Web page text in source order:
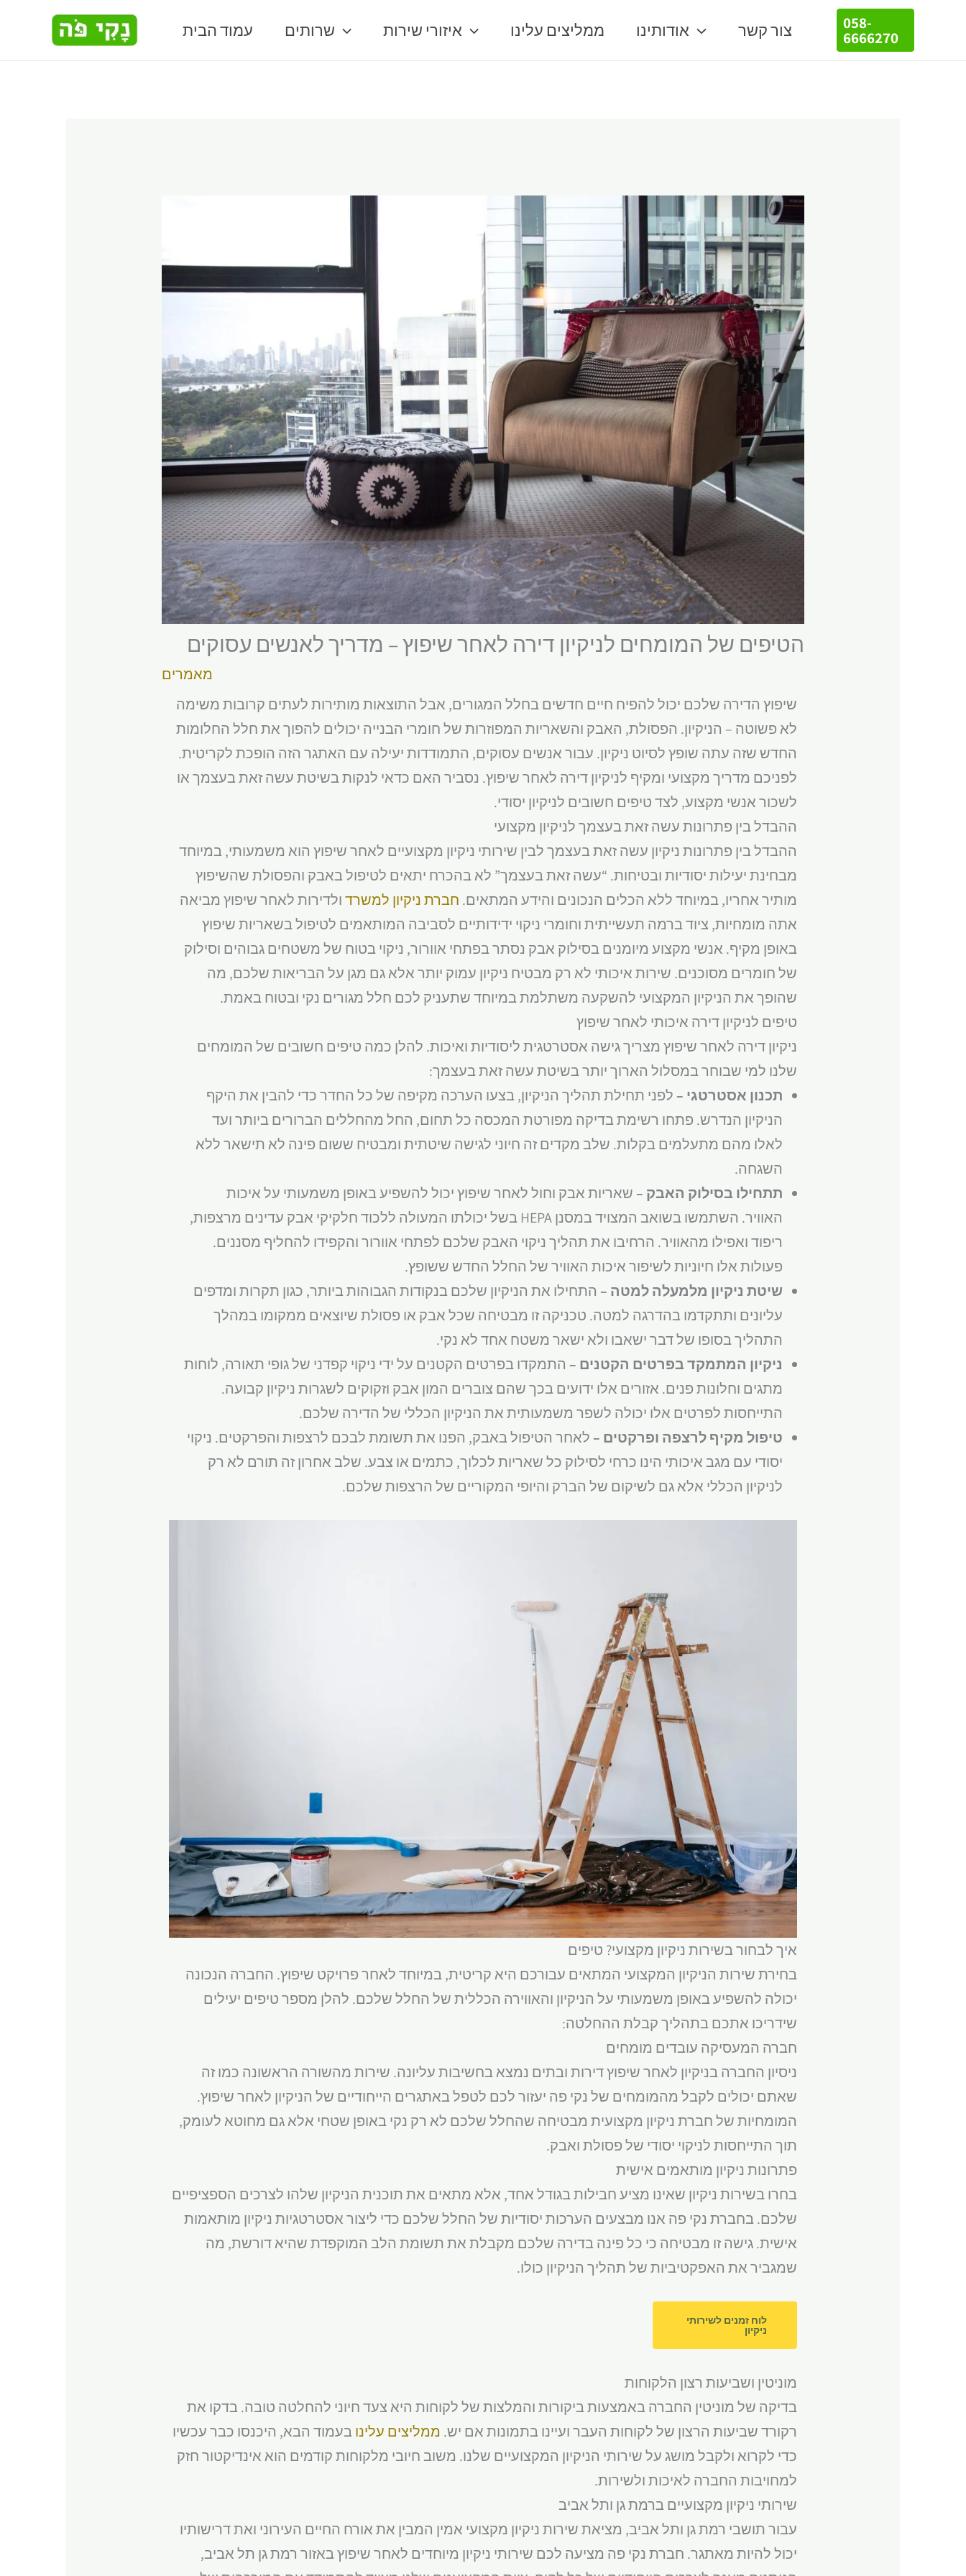
עמוד הבית שרותים איזורי שירות ממליצים עלינו אודותינו צור קשר 058-
6666270
הטיפים של המומחים לניקיון דירה לאחר שיפוץ – מדריך לאנשים עסוקים
מאמרים
שיפוץ הדירה שלכם יכול להפיח חיים חדשים בחלל המגורים, אבל התוצאות מותירות לעתים קרובות משימה
לא פשוטה – הניקיון. הפסולת, האבק והשאריות המפוזרות של חומרי הבנייה יכולים להפוך את חלל החלומות
החדש שזה עתה שופץ לסיוט ניקיון. עבור אנשים עסוקים, התמודדות יעילה עם האתגר הזה הופכת לקריטית.
לפניכם מדריך מקצועי ומקיף לניקיון דירה לאחר שיפוץ. נסביר האם כדאי לנקות בשיטת עשה זאת בעצמך או
לשכור אנשי מקצוע, לצד טיפים חשובים לניקיון יסודי.
ההבדל בין פתרונות עשה זאת בעצמך לניקיון מקצועי
ההבדל בין פתרונות ניקיון עשה זאת בעצמך לבין שירותי ניקיון מקצועיים לאחר שיפוץ הוא משמעותי, במיוחד
מבחינת יעילות יסודיות ובטיחות. “עשה זאת בעצמך” לא בהכרח יתאים לטיפול באבק והפסולת שהשיפוץ
מותיר אחריו, במיוחד ללא הכלים הנכונים והידע המתאים. חברת ניקיון למשרדולדירות לאחר שיפוץ מביאה
אתה מומחיות, ציוד ברמה תעשייתית וחומרי ניקוי ידידותיים לסביבה המותאמים לטיפול בשאריות שיפוץ
באופן מקיף. אנשי מקצוע מיומנים בסילוק אבק נסתר בפתחי אוורור, ניקוי בטוח של משטחים גבוהים וסילוק
של חומרים מסוכנים. שירות איכותי לא רק מבטיח ניקיון עמוק יותר אלא גם מגן על הבריאות שלכם, מה
שהופך את הניקיון המקצועי להשקעה משתלמת במיוחד שתעניק לכם חלל מגורים נקי ובטוח באמת.
טיפים לניקיון דירה איכותי לאחר שיפוץ
ניקיון דירה לאחר שיפוץ מצריך גישה אסטרטגית ליסודיות ואיכות. להלן כמה טיפים חשובים של המומחים
שלנו למי שבוחר במסלול הארוך יותר בשיטת עשה זאת בעצמך:
תכנון אסטרטגי – לפני תחילת תהליך הניקיון, בצעו הערכה מקיפה של כל החדר כדי להבין את היקף
הניקיון הנדרש. פתחו רשימת בדיקה מפורטת המכסה כל תחום, החל מהחללים הברורים ביותר ועד
לאלו מהם מתעלמים בקלות. שלב מקדים זה חיוני לגישה שיטתית ומבטיח ששום פינה לא תישאר ללא
השגחה.
תתחילו בסילוק האבק – שאריות אבק וחול לאחר שיפוץ יכול להשפיע באופן משמעותי על איכות
האוויר. השתמשו בשואב המצויד במסנן HEPA בשל יכולתו המעולה ללכוד חלקיקי אבק עדינים מרצפות,
ריפוד ואפילו מהאוויר. הרחיבו את תהליך ניקוי האבק שלכם לפתחי אוורור והקפידו להחליף מסננים.
פעולות אלו חיוניות לשיפור איכות האוויר של החלל החדש ששופץ.
שיטת ניקיון מלמעלה למטה – התחילו את הניקיון שלכם בנקודות הגבוהות ביותר, כגון תקרות ומדפים
עליונים ותתקדמו בהדרגה למטה. טכניקה זו מבטיחה שכל אבק או פסולת שיוצאים ממקומו במהלך
התהליך בסופו של דבר ישאבו ולא ישאר משטח אחד לא נקי.
ניקיון המתמקד בפרטים הקטנים – התמקדו בפרטים הקטנים על ידי ניקוי קפדני של גופי תאורה, לוחות
מתגים וחלונות פנים. אזורים אלו ידועים בכך שהם צוברים המון אבק וזקוקים לשגרות ניקיון קבועה.
התייחסות לפרטים אלו יכולה לשפר משמעותית את הניקיון הכללי של הדירה שלכם.
טיפול מקיף לרצפה ופרקטים – לאחר הטיפול באבק, הפנו את תשומת לבכם לרצפות והפרקטים. ניקוי
יסודי עם מגב איכותי הינו כרחי לסילוק כל שאריות לכלוך, כתמים או צבע. שלב אחרון זה תורם לא רק
לניקיון הכללי אלא גם לשיקום של הברק והיופי המקוריים של הרצפות שלכם.
איך לבחור בשירות ניקיון מקצועי? טיפים
בחירת שירות הניקיון המקצועי המתאים עבורכם היא קריטית, במיוחד לאחר פרויקט שיפוץ. החברה הנכונה
יכולה להשפיע באופן משמעותי על הניקיון והאווירה הכללית של החלל שלכם. להלן מספר טיפים יעילים
שידריכו אתכם בתהליך קבלת ההחלטה:
חברה המעסיקה עובדים מומחים
ניסיון החברה בניקיון לאחר שיפוץ דירות ובתים נמצא בחשיבות עליונה. שירות מהשורה הראשונה כמו זה
שאתם יכולים לקבל מהמומחים של נקי פה יעזור לכם לטפל באתגרים הייחודיים של הניקיון לאחר שיפוץ.
המומחיות של חברת ניקיון מקצועית מבטיחה שהחלל שלכם לא רק נקי באופן שטחי אלא גם מחוטא לעומק,
תוך התייחסות לניקוי יסודי של פסולת ואבק.
פתרונות ניקיון מותאמים אישית
בחרו בשירות ניקיון שאינו מציע חבילות בגודל אחד, אלא מתאים את תוכנית הניקיון שלהו לצרכים הספציפיים
שלכם. בחברת נקי פה אנו מבצעים הערכות יסודיות של החלל שלכם כדי ליצור אסטרטגיות ניקיון מותאמות
אישית. גישה זו מבטיחה כי כל פינה בדירה שלכם מקבלת את תשומת הלב המוקפדת שהיא דורשת, מה
שמגביר את האפקטיביות של תהליך הניקיון כולו.
לוח זמנים לשירותי
ניקיון
מוניטין ושביעות רצון הלקוחות
בדיקה של מוניטין החברה באמצעות ביקורות והמלצות של לקוחות היא צעד חיוני להחלטה טובה. בדקו את
רקורד שביעות הרצון של לקוחות העבר ועיינו בתמונות אם יש. ממליצים עלינובעמוד הבא, היכנסו כבר עכשיו
כדי לקרוא ולקבל מושג על שירותי הניקיון המקצועיים שלנו. משוב חיובי מלקוחות קודמים הוא אינדיקטור חזק
למחויבות החברה לאיכות ולשירות.
שירותי ניקיון מקצועיים ברמת גן ותל אביב
עבור תושבי רמת גן ותל אביב, מציאת שירות ניקיון מקצועי אמין המבין את אורח החיים העירוני ואת דרישותיו
יכול להיות מאתגר. חברת נקי פה מציעה לכם שירותי ניקיון מיוחדים לאחר שיפוץ באזור רמת גן תל אביב,